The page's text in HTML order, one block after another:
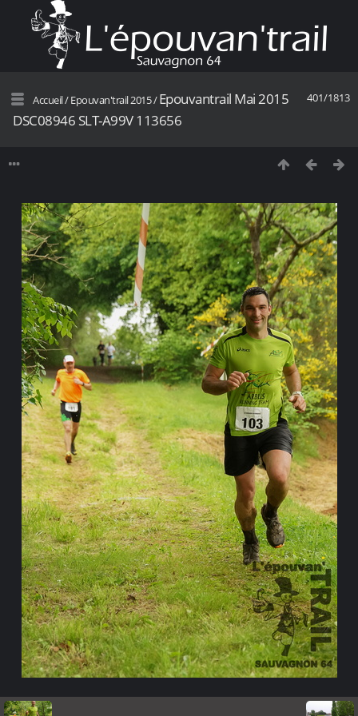
401/1813
Accueil/Epouvan'trail 2015/Epouvantrail Mai 2015
DSC08946 SLT-A99V 113656